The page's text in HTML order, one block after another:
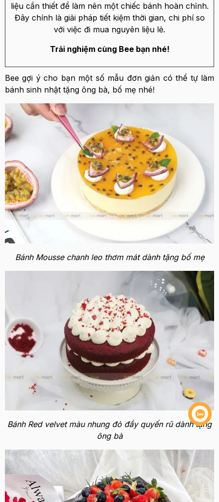
liệu cần thiết để làm nên một chiếc bánh hoàn chỉnh.
Đây chính là giải pháp tiết kiệm thời gian, chi phí so
với việc đi mua nguyên liệu lẻ.
Trải nghiệm cùng Bee bạn nhé!
Bee gợi ý cho bạn một số mẫu đơn giản có thể tự làm
bánh sinh nhật tặng ông bà, bố mẹ nhé!
Bánh Mousse chanh leo thơm mát dành tặng bố mẹ
Bánh Red velvet màu nhung đỏ đầy quyến rũ dành tặng
ông bà